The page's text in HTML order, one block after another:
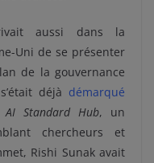
aussi dans la
Uni de se présenter
de la gouvernance
déjà démarqué
AI Standard Hub, un
chercheurs et
Rishi Sunak avait